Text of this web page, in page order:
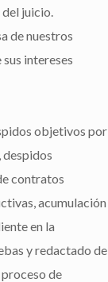
juicio.
de nuestros
intereses
objetivos por
despidos
contratos
acumulación
en la
y redactado de
de